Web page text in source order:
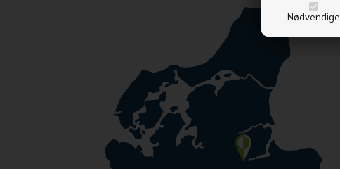
Nødvendige